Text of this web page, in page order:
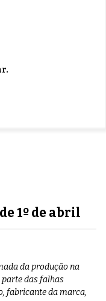
1º de abril
da produção na
parte das falhas
fabricante da marca,